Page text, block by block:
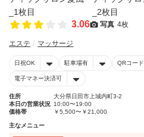
3.06 写真 4枚
エステ マッサージ
日祝OK 駐車場有 QRコー
電子マネー決済可
住所
大分県日田市上城内町3-2
本日の営業状況 10:00〜19:00
価格帯
￥5,500〜￥21,000
主なメニュー